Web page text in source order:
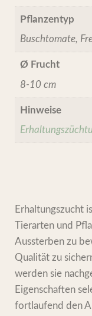
Pflanzentyp
Buschtomate,
Ø Frucht
8-10 cm
Hinweise
Erhaltungszucht
Tierarten und
Aussterben zu
Qualität zu
werden sie
Eigenschaften
fortlaufend den